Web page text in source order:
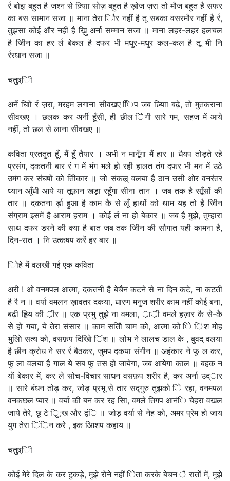
र्र बोझ बहुत है जश्न से ज़्यािा सोज़ बहुत है ख़ोज ज़रा तो मौज बहुत है सफर
का बस सामान सजा ॥ माना तेरा िौर नहीं है तू सबका वसरमौर नहीं है र्र,
तुझसा कोई और नहीं है ख़ुि अर्ना सम्मान सजा ॥ माना लहर-लहर हलचल
है जीिन का हर र्ल बेकल है दफर भी मधुर-मधुर कल-कल है तू भी नि
र्ररधान सजा ॥
चतुष्र्िी
अर्ने घािों र्र ज़रा, मरहम लगाना सीवखए ििप जब ज़्यािा बढ़े, तो मुतकराना
सीवखए । छलक कर अर्नी हूँसी, ही छील िेगी सारे गम, सहज में आये
नहीं, तो छल से लाना सीवखए ॥
कविता प्रततुत हूँ, मैं हूँ तैयार । अभी न मानूूँगा मैं हार ॥ धैयप तोड़ते रहे
प्रसंग, दकतनी बार रं ग में भंग भले हो रही हालत तंग दफर भी मन में उठे
उमंग कर संघषों को तिीकार ॥ जो संकल्र् वलया है ठान उसी ओर वनरंतर
ध्यान आूँधी आये या तूफ़ान खड़ा रहूँगा सीना तान । जब तक है साूँसों की
तार ॥ दकतना र्ड़ा हुआ है काम कै से लूूँ हाथों को थाम यह तो है जीिन
संग्राम इसमें है आराम हराम । कोई र्ल ना हो बेकार ॥ जब है मुझे, तुम्हारा
साथ दफर डरने की क्या है बात जब तक जीिन की सौगात यही कामना है,
दिन-रात । नि उत्कषप करें हर बार ॥
िोहे में वलखी गई एक कविता
अरी ! ओ वनमपल आत्मा, दकतनी है बेचैन कटने से ना दिन कटे, ना कटती
है रै न ॥ वर्या वमलन ख़ावतर दकया, धारण मनुज शरीर काम नहीं कोई बना,
बढ़ी हृिय की र्ीर ॥ एक प्रभु तुझे ना वमला, र्ार्ी वमले हज़ार कै से-कै
से हो गया, ये तेरा संसार ॥ काम सतािै चाम को, आत्मा को िे िंश मोह
भुलािे सत्य को, वसफ़प दिखािे िंश ॥ लोभ ने लालच डाल के , बुवद् वलया
है छीन क्रोध ने सर र्र बैठकर, जुमप दकया संगीन ॥ अहंकार ने फू ल कर,
फु ला वलया है गाल ये सब फु तस हो जायेगा, जब आयेगा काल ॥ बहक न
यों बेकार में, कर ले सोच-विचार साधन वसफ़प शरीर है, कर अर्ना उद्ार
॥ सारे बंधन तोड़ कर, जोड़ प्रभू से तार सद्गुरु तुझको िे रहा, वनमपल
वनकछल प्यार ॥ वर्या की बन कर रह सिा, वमले तिगप आनंि चेहरा वखल
जाये तेरे, छू टे िु;ख और द्वंि ॥ जोड़ वर्या से नेह को, अमर प्रेम हो जाय
युग तेरा िंिन करे , इक आिशप कहाय ॥
चतुष्र्िी
कोई मेरे दिल के कर टुकड़े, मुझे रोने नहीं िेता करके बेचन ै रातों में, मुझे